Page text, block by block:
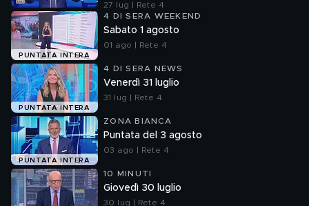
27 lug | Rete 4
PUNTATA INTERA
4 DI SERA WEEKEND
Sabato 1 agosto
01 ago | Rete 4
PUNTATA INTERA
4 DI SERA NEWS
Venerdì 31 luglio
31 lug | Rete 4
PUNTATA INTERA
ZONA BIANCA
Puntata del 3 agosto
03 ago | Rete 4
10 MINUTI
Giovedì 30 luglio
30 lug | Rete 4